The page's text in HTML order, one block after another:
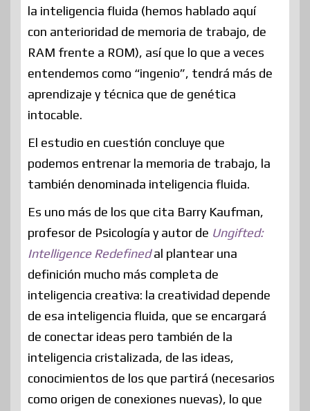
la inteligencia fluida (hemos hablado aquí
con anterioridad de memoria de trabajo, de
RAM frente a ROM), así que lo que a veces
entendemos como “ingenio”, tendrá más de
aprendizaje y técnica que de genética
intocable.
El estudio en cuestión concluye que
podemos entrenar la memoria de trabajo, la
también denominada inteligencia fluida.
Es uno más de los que cita Barry Kaufman,
profesor de Psicología y autor de Ungifted:
Intelligence Redefined al plantear una
definición mucho más completa de
inteligencia creativa: la creatividad depende
de esa inteligencia fluida, que se encargará
de conectar ideas pero también de la
inteligencia cristalizada, de las ideas,
conocimientos de los que partirá (necesarios
como origen de conexiones nuevas), lo que